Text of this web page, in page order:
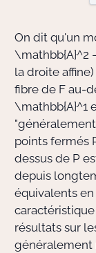
On dit qu'un
\mathbb{A}^2
la droite
fibre de F au-
\mathbb{A}^1
points fermés
dessus de P
depuis
équivalents
résultats sur
généralement